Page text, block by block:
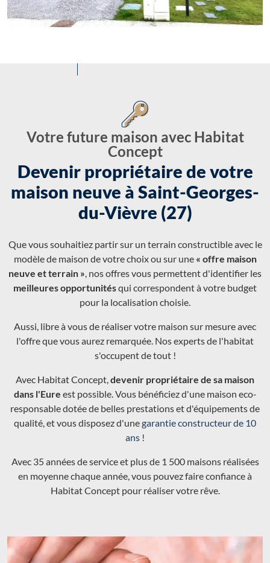
Votre future maison avec Habitat
Concept
Devenir propriétaire de votre
maison neuve à Saint-Georges-
du-Vièvre (27)
Que vous souhaitiez partir sur un terrain constructible avec le
modèle de maison de votre choix ou sur une « offre maison
neuve et terrain », nos offres vous permettent d'identifier les
meilleures opportunitésqui correspondent à votre budget
pour la localisation choisie.
Aussi, libre à vous de réaliser votre maison sur mesure avec
l'offre que vous aurez remarquée. Nos experts de l'habitat
s'occupent de tout !
Avec Habitat Concept,devenir propriétaire de sa maison
dans l'Eure est possible. Vous bénéficiez d'une maison eco-
responsable dotée de belles prestations et d'équipements de
qualité, et vous disposez d'unegarantie constructeur de 10
ans !
Avec 35 années de service et plus de 1 500 maisons réalisées
en moyenne chaque année, vous pouvez faire confiance à
Habitat Concept pour réaliser votre rêve.